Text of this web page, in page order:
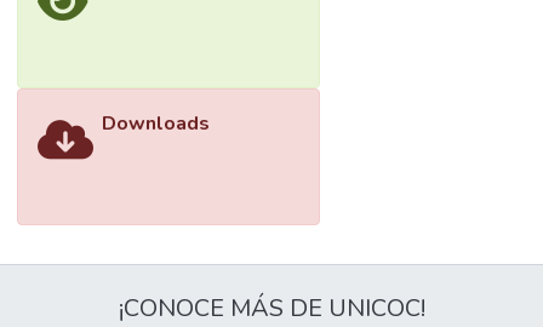
Downloads
¡CONOCE MÁS DE UNICOC!